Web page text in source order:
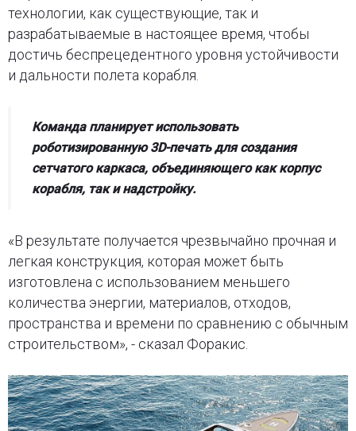
технологии, как существующие, так и
разрабатываемые в настоящее время, чтобы
достичь беспрецедентного уровня устойчивости
и дальности полета корабля.
Команда планирует использовать
роботизированную 3D-печать для создания
сетчатого каркаса, объединяющего как корпус
корабля, так и надстройку.
«В результате получается чрезвычайно прочная и
легкая конструкция, которая может быть
изготовлена с использованием меньшего
количества энергии, материалов, отходов,
пространства и времени по сравнению с обычным
строительством», - сказал Форакис.